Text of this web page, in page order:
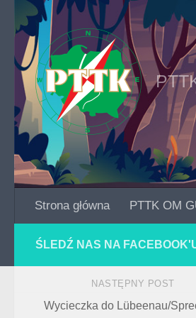
Skip to content
Strona główna PTTK OM
ŚLEDŹ NAS NA
NASTĘPNY POST
Wycieczka do Lübeenau/